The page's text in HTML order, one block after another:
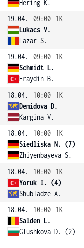
Hering K.
19.04.
09:00
1K
Lukacs V.
Lazar S.
19.04.
09:00
1K
Schmidt L.
Eraydin B.
18.04.
10:00
1K
Demidova D.
Kargina V.
18.04.
10:00
1K
Siedliska N. (7)
Zhiyenbayeva S.
18.04.
10:00
1K
Yoruk I. (4)
Shubladze A.
18.04.
10:00
1K
Salden L.
Glushkova D. (2)